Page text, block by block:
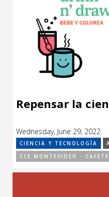
Repensar la
Wednesday, June 29, 2022.
CIENCIA Y TECNOLOGÍA
CCE MONTEVIDEO -